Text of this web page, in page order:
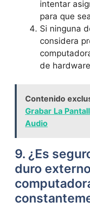
intentar
para que
Si ninguna
considera
de
Contenido
Grabar La
Audio
9. ¿Es
duro